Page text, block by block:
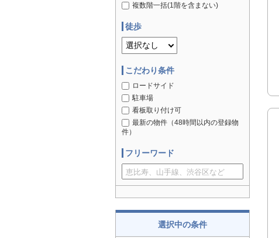
複数階一括(1階を含まない)
徒歩
こだわり条件
ロードサイド
駐車場
看板取り付け可
最新の物件（48時間以内の登録物
件）
フリーワード
選択中の条件